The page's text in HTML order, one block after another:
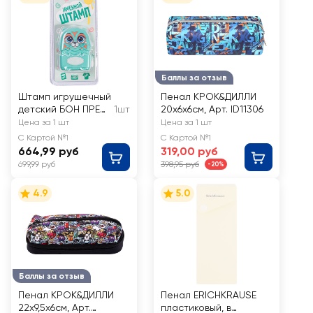
Штамп игрушечный
детский БОН ПРЕ
Глазастики, в
ассортименте
1шт
Цена за 1 шт
С Картой №1
664,99 руб
699,99 руб
Баллы за отзыв
Пенал КРОК&ДИЛЛИ
20x6x6см, Арт. ID11306
Цена за 1 шт
С Картой №1
319,00 руб
398,95 руб -20%
Баллы за отзыв
4.9
Пенал КРОК&ДИЛЛИ
22x9,5x6см, Арт.
5.0
Пенал ERICHKRAUSE
пластиковый, в